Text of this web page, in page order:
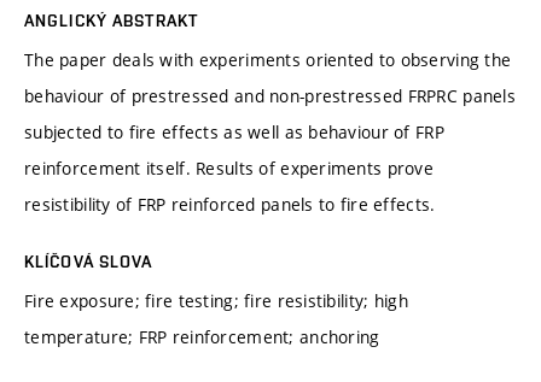
ANGLICKÝ ABSTRAKT
The paper deals with experiments oriented to observing the
behaviour of prestressed and non-prestressed FRPRC panels
subjected to fire effects as well as behaviour of FRP
reinforcement itself. Results of experiments prove
resistibility of FRP reinforced panels to fire effects.
KLÍČOVÁ SLOVA
Fire exposure; fire testing; fire resistibility; high
temperature; FRP reinforcement; anchoring